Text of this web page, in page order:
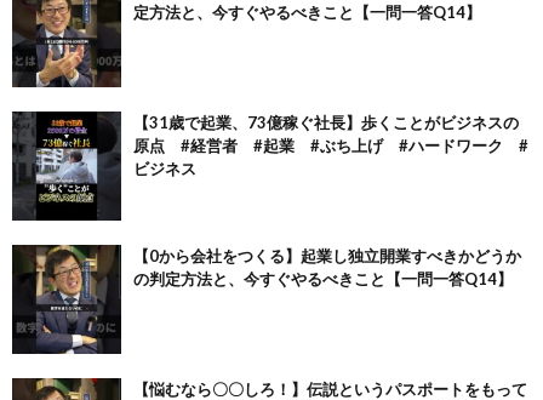
定方法と、今すぐやるべきこと【一問一答Q14】
【31歳で起業、73億稼ぐ社長】歩くことがビジネスの
原点 #経営者 #起業 #ぶち上げ #ハードワーク #
ビジネス
【0から会社をつくる】起業し独立開業すべきかどうか
の判定方法と、今すぐやるべきこと【一問一答Q14】
【悩むなら〇〇しろ！】伝説というパスポートをもって